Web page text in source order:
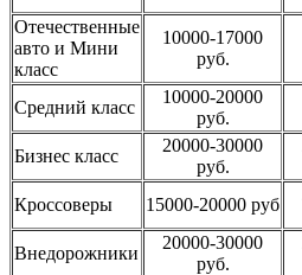
Отечественные
авто и Мини
класс
10000-17000
руб.
Средний класс
10000-20000
руб.
Бизнес класс
20000-30000
руб.
Кроссоверы
15000-20000 руб
Внедорожники
20000-30000
руб.